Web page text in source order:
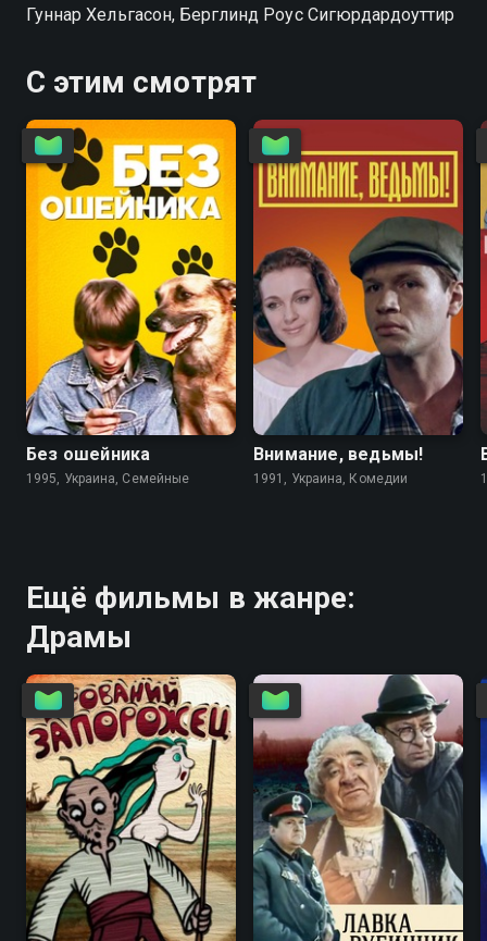
Гуннар Хельгасон, Берглинд Роус Сигюрдардоуттир
С этим смотрят
6.7 4.6
Без ошейника
1995, Украина, Семейные
5.6
Внимание, ведьмы!
1991, Украина, Комедии
Ещё фильмы в жанре:
Драмы